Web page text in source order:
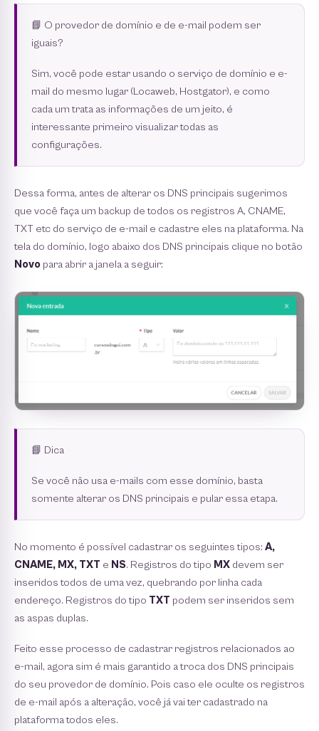
📘 O provedor de domínio e de e-mail podem ser
iguais?
Sim, você pode estar usando o serviço de domínio e e-
mail do mesmo lugar (Locaweb, Hostgator), e como
cada um trata as informações de um jeito, é
interessante primeiro visualizar todas as
configurações.
Dessa forma, antes de alterar os DNS principais sugerimos
que você faça um backup de todos os registros A, CNAME,
TXT etc do serviço de e-mail e cadastre eles na plataforma. Na
tela do domínio, logo abaixo dos DNS principais clique no botão
Novo para abrir a janela a seguir:
📘 Dica
Se você não usa e-mails com esse domínio, basta
somente alterar os DNS principais e pular essa etapa.
No momento é possível cadastrar os seguintes tipos: A,
CNAME, MX, TXT e NS. Registros do tipo MX devem ser
inseridos todos de uma vez, quebrando por linha cada
endereço. Registros do tipo TXT podem ser inseridos sem
as aspas duplas.
Feito esse processo de cadastrar registros relacionados ao
e-mail, agora sim é mais garantido a troca dos DNS principais
do seu provedor de domínio. Pois caso ele oculte os registros
de e-mail após a alteração, você já vai ter cadastrado na
plataforma todos eles.